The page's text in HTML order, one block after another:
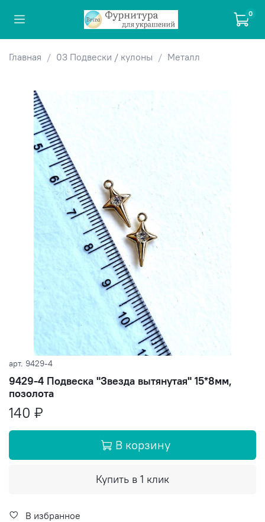
0
Главная 03 Подвески / кулоны Металл
арт. 9429-4
9429-4 Подвеска "Звезда вытянутая" 15*8мм,
позолота
140 ₽
В корзину
Купить в 1 клик
В избранное